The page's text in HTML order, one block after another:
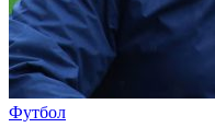
Футбол